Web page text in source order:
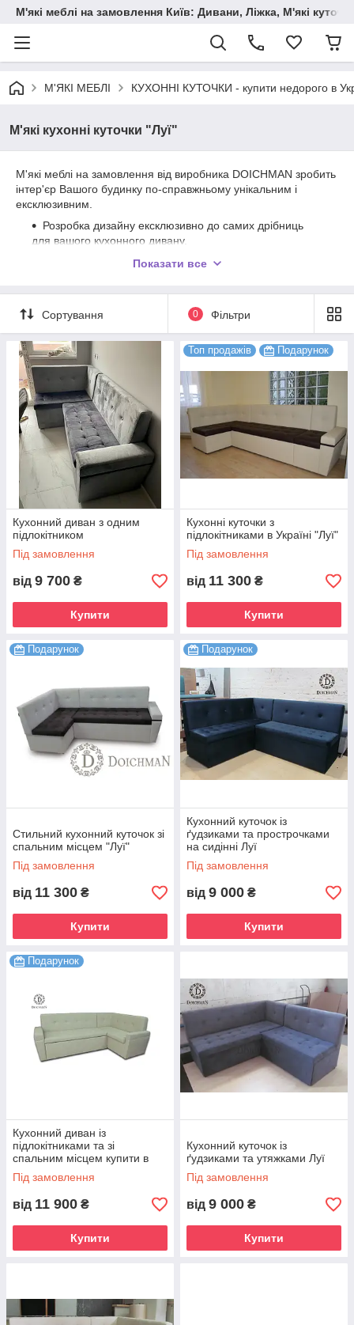
М'які меблі на замовлення Київ: Дивани, Ліжка, М'які
М'ЯКІ МЕБЛІ КУХОННІ КУТОЧКИ - купити недорого в
М'які кухонні куточки "Луї"
М'які меблі на замовлення від виробника DOICHMAN зробить
інтер'єр Вашого будинку по-справжньому унікальним і
ексклюзивним.
Розробка дизайну ексклюзивно до самих дрібниць
для вашого кухонного дивану.
Вибір кольору і розміру під ваш інтер'єр.
Показати все
Сортування 0 Фільтри
Кухонний диван з одним
підлокітником
Під замовлення
від 9 700 ₴
Купити
Топ продажів Подарунок
Кухонні куточки з
підлокітниками в Україні "Луї"
Під замовлення
від 11 300 ₴
Купити
Подарунок
Стильний кухонний куточок зі
спальним місцем "Луї"
Під замовлення
від 11 300 ₴
Купити
Подарунок
Кухонний куточок із
ґудзиками та прострочками
на сидінні Луї
Під замовлення
від 9 000 ₴
Купити
Подарунок
Кухонний диван із
підлокітниками та зі
спальним місцем купити в
Україні
Під замовлення
від 11 900 ₴
Купити
Кухонний куточок із
ґудзиками та утяжками Луї
Під замовлення
від 9 000 ₴
Купити